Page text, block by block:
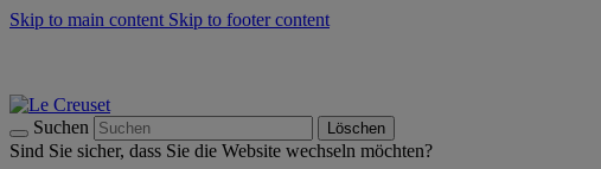
Skip to main content Skip to footer content
Suchen Löschen
Sind Sie sicher, dass Sie die Website wechseln möchten?